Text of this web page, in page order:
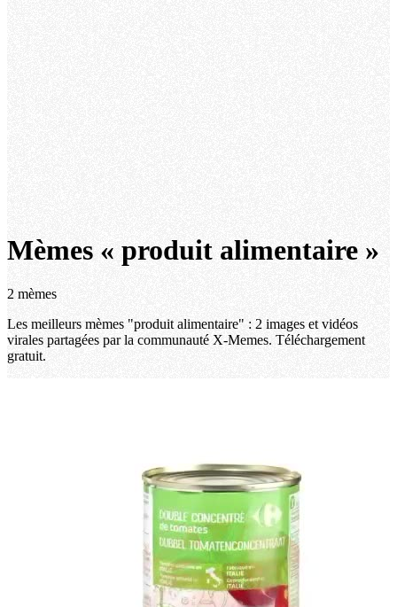
Mèmes « produit alimentaire »
2 mèmes
Les meilleurs mèmes "produit alimentaire" : 2 images et vidéos
virales partagées par la communauté X-Memes. Téléchargement
gratuit.